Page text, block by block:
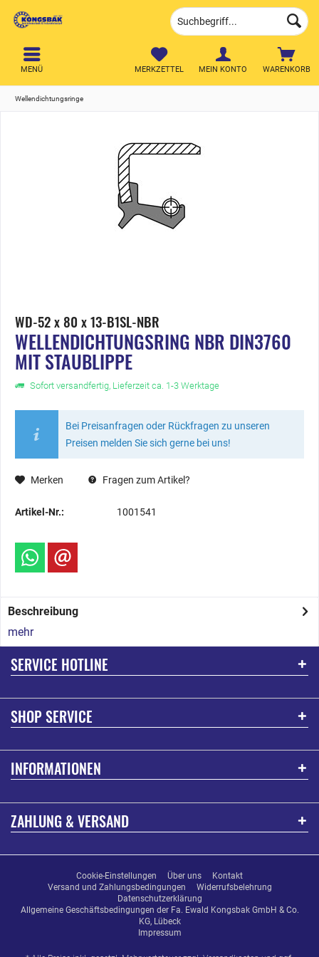
WARENKORB
MERKZETTEL MEIN KONTO
MENÜ
Wellendichtungsringe
WD-52 x 80 x 13-B1SL-NBR
WELLENDICHTUNGSRING NBR DIN3760
MIT STAUBLIPPE
Sofort versandfertig, Lieferzeit ca. 1-3 Werktage
Bei Preisanfragen oder Rückfragen zu unseren
Preisen melden Sie sich gerne bei uns!
Merken Fragen zum Artikel?
Artikel-Nr.: 1001541
Beschreibung
mehr
SERVICE HOTLINE
SHOP SERVICE
INFORMATIONEN
ZAHLUNG & VERSAND
Cookie-Einstellungen Über uns
Kontakt
Versand und Zahlungsbedingungen
Widerrufsbelehrung
Datenschutzerklärung
Allgemeine Geschäftsbedingungen der Fa. Ewald Kongsbak GmbH & Co.
KG, Lübeck
Impressum